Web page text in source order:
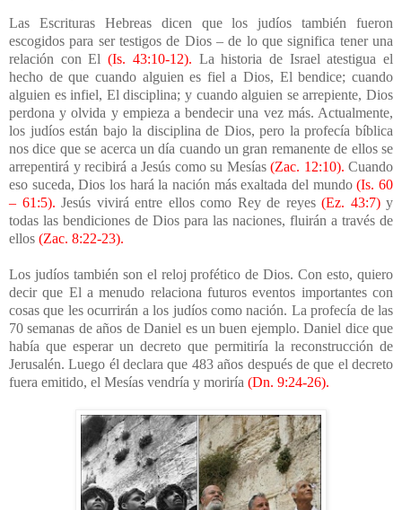
Las Escrituras Hebreas dicen que los judíos también fueron
escogidos para ser testigos de Dios – de lo que significa tener una
relación con El(Is. 43:10-12). La historia de Israel atestigua el
hecho de que cuando alguien es fiel a Dios, El bendice; cuando
alguien es infiel, El disciplina; y cuando alguien se arrepiente, Dios
perdona y olvida y empieza a bendecir una vez más. Actualmente,
los judíos están bajo la disciplina de Dios, pero la profecía bíblica
nos dice que se acerca un día cuando un gran remanente de ellos se
arrepentirá y recibirá a Jesús como su Mesías (Zac. 12:10). Cuando
eso suceda, Dios los hará la nación más exaltada del mundo(Is. 60
– 61:5). Jesús vivirá entre ellos como Rey de reyes (Ez. 43:7)y
todas las bendiciones de Dios para las naciones, fluirán a través de
ellos (Zac. 8:22-23).
Los judíos también son el reloj profético de Dios. Con esto, quiero
decir que El a menudo relaciona futuros eventos importantes con
cosas que les ocurrirán a los judíos como nación. La profecía de las
70 semanas de años de Daniel es un buen ejemplo. Daniel dice que
había que esperar un decreto que permitiría la reconstrucción de
Jerusalén. Luego él declara que 483 años después de que el decreto
fuera emitido, el Mesías vendría y moriría (Dn. 9:24-26).